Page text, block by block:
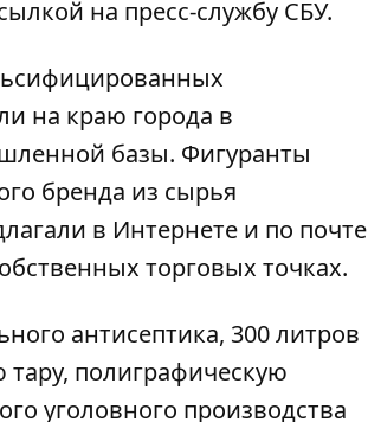
на пресс-службу СБУ.
на краю города в
базы. Фигуранты
бренда из сырья
в Интернете и по почте
торговых точках.
антисептика, 300 литров
тару, полиграфическую
уголовного производства